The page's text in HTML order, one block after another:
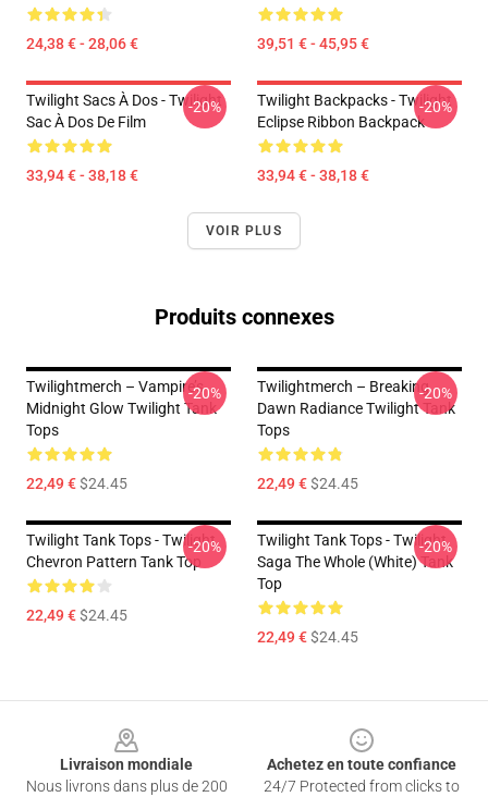
24,38 € - 28,06 € 39,51 € - 45,95 €
Twilight Sacs À Dos - Twilight
Sac À Dos De Film
33,94 € - 38,18 €
-20%
Twilight Backpacks - Twilight
Eclipse Ribbon Backpack
33,94 € - 38,18 €
-20%
VOIR PLUS
Produits connexes
Twilightmerch – Vampire’s
Midnight Glow Twilight Tank
Tops
22,49 €$24.45
-20%
Twilightmerch – Breaking
Dawn Radiance Twilight Tank
Tops
22,49 €$24.45
-20%
Twilight Tank Tops - Twilight
Chevron Pattern Tank Top
22,49 €$24.45
-20%
Twilight Tank Tops - Twilight
Saga The Whole (white) Tank
Top
22,49 €$24.45
-20%
Livraison mondiale
Nous livrons dans plus de 200
Achetez en toute confiance
24/7 Protected from clicks to